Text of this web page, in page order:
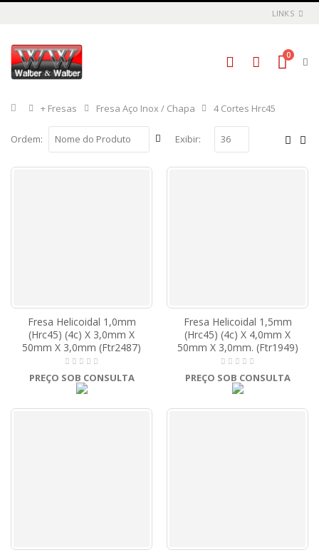
LINKS
0
Início
+ Fresas Fresa Aço Inox / Chapa 4 Cortes Hrc45
Ordem: Exibir:
Fresa Helicoidal 1,0mm
(Hrc45) (4c) X 3,0mm X
50mm X 3,0mm (Ftr2487)
PREÇO SOB CONSULTA
Fresa Helicoidal 1,5mm
(Hrc45) (4c) X 4,0mm X
50mm X 3,0mm. (Ftr1949)
PREÇO SOB CONSULTA